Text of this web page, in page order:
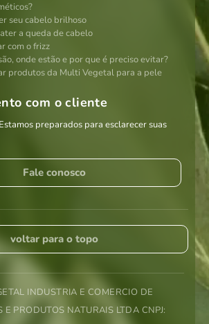
seu cabelo brilhoso
a queda de cabelo
com o frizz
onde estão e por que é preciso evitar?
produtos da Multi Vegetal para a pele
com o cliente
preparados para esclarecer suas
Fale conosco
voltar para o topo
INDUSTRIA E COMERCIO DE
E PRODUTOS NATURAIS LTDA CNPJ: